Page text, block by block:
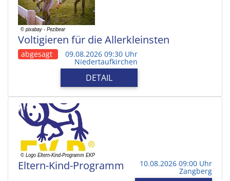
Voltigieren für die Allerkleinsten
abgesagt 09.08.2026 09:30 Uhr
Niedertaufkirchen
DETAIL
Eltern-Kind-Programm 10.08.2026 09:00 Uhr
Zangberg